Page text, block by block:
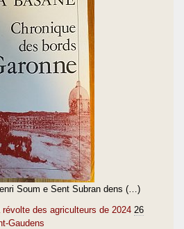
Soum e Sent Subran dens (…)
révolte des agriculteurs de 2024 26
Gaudens